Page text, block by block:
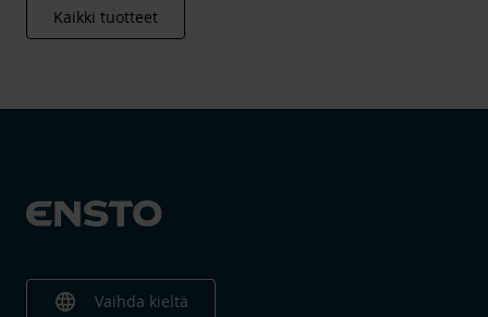
Kaikki tuotteet
language Vaihda kieltä